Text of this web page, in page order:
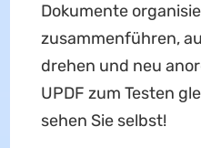
Dokumente
zusammenführen,
drehen und neu
UPDF zum Testen
sehen Sie selbst!